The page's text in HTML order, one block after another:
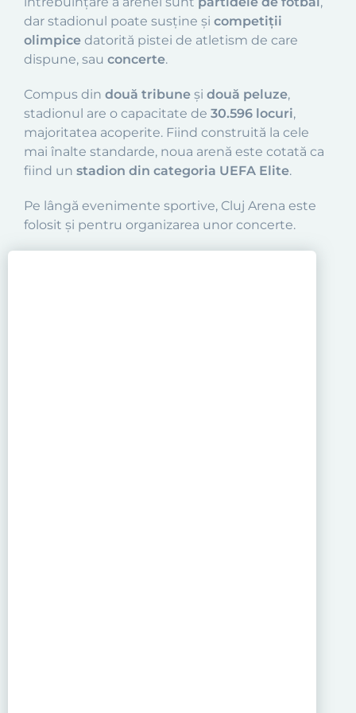
dar stadionul poate susține și competiții
olimpice datorită pistei de atletism de care
dispune, sau concerte.
Compus din două tribune și două peluze,
stadionul are o capacitate de 30.596 locuri,
majoritatea acoperite. Fiind construită la cele
mai înalte standarde, noua arenă este cotată ca
fiind un stadion din categoria UEFA Elite.
Pe lângă evenimente sportive, Cluj Arena este
folosit și pentru organizarea unor concerte.